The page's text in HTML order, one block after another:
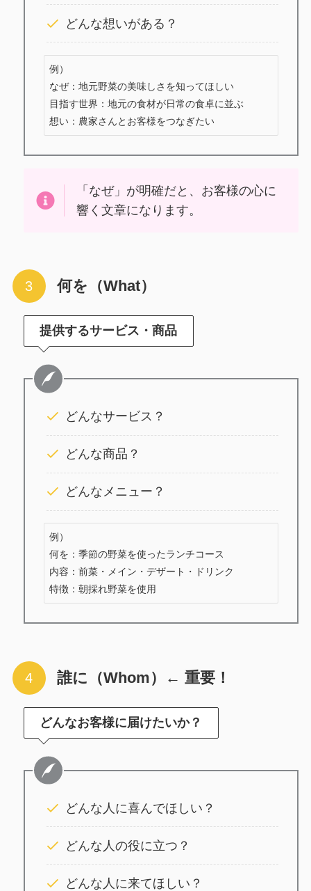
どんな想いがある？
例）
なぜ：地元野菜の美味しさを知ってほしい
目指す世界：地元の食材が日常の食卓に並ぶ
想い：農家さんとお客様をつなぎたい
「なぜ」が明確だと、お客様の心に
響く文章になります。
何を（What）
提供するサービス・商品
どんなサービス？
どんな商品？
どんなメニュー？
例）
何を：季節の野菜を使ったランチコース
内容：前菜・メイン・デザート・ドリンク
特徴：朝採れ野菜を使用
誰に（Whom）← 重要！
どんなお客様に届けたいか？
どんな人に喜んでほしい？
どんな人の役に立つ？
どんな人に来てほしい？